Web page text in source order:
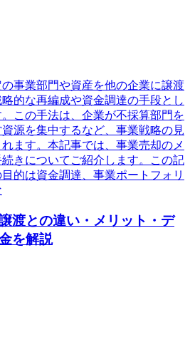
事業部門や資産を他の企業に譲渡
的な再編成や資金調達の手段とし
この手法は、企業が不採算部門を
源を集中するなど、事業戦略の見
ます。本記事では、事業売却のメ
きについてご紹介します。この記
的は資金調達、事業ポートフォリ
渡との違い・メリット・デ
を解説